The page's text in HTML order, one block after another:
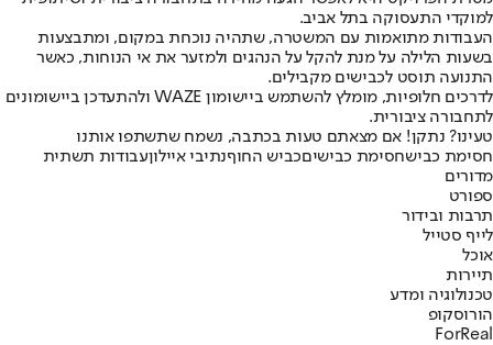
למוקדי התעסוקה בתל אביב.
העבודות מתואמות עם המשטרה, שתהיה נוכחת במקום, ומתבצעות
בשעות הלילה על מנת להקל על הנהגים ולמזער את אי הנוחות, כאשר
התנועה תוסט לכבישים מקבילים.
לדרכים חלופיות, מומלץ להשתמש ביישומון WAZE ולהתעדכן ביישומונים
לתחבורה ציבורית.
טעינו? נתקן! אם מצאתם טעות בכתבה, נשמח שתשתפו אותנו
חסימת כבישחסימת כבישיםכביש החוףנתיבי איילוןעבודות תשתית
מדורים
ספורט
תרבות ובידור
לייף סטייל
אוכל
תיירות
טכנולוגיה ומדע
הורוסקופ
ForReal